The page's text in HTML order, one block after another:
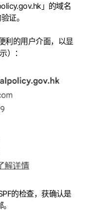
」的域名
证。
利的用户介面，以显
）：
的检查，获确认是